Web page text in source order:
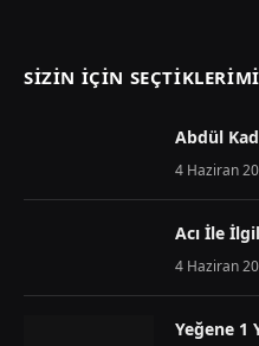
SIZIN İÇIN
Abdül
4 Haziran
Acı İle
4 Haziran
Yeğene 1